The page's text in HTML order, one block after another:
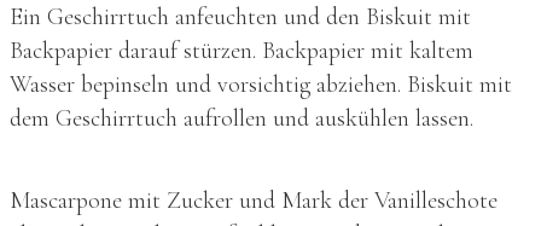
Ein Geschirrtuch anfeuchten und den Biskuit mit
Backpapier darauf stürzen. Backpapier mit kaltem
Wasser bepinseln und vorsichtig abziehen. Biskuit mit
dem Geschirrtuch aufrollen und auskühlen lassen.
Mascarpone mit Zucker und Mark der Vanilleschote